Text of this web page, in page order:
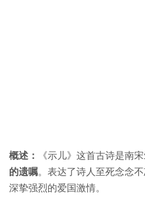
概述： 《示儿》这首古诗是南
的遗嘱。表达了诗人至死念念
深挚强烈的爱国激情。